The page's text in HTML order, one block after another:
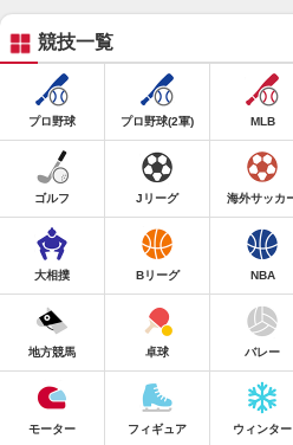
競技一覧
プロ野球 プロ野球(2軍) MLB
ゴルフ Jリーグ 海外サッカ
大相撲 Bリーグ NBA
地方競馬 卓球 バレー
モーター フィギュア ウィンター